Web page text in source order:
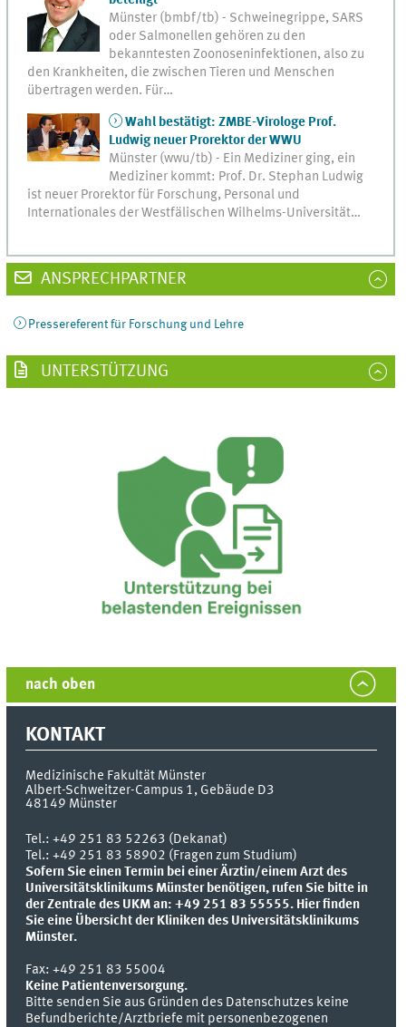
Münster (bmbf/tb) - Schweinegrippe, SARS
oder Salmonellen gehören zu den
bekanntesten Zoonoseninfektionen, also zu
den Krankheiten, die zwischen Tieren und Menschen
übertragen werden. Für…
Wahl bestätigt: ZMBE-Virologe Prof.
Ludwig neuer Prorektor der WWU
Münster (wwu/tb) - Ein Mediziner ging, ein
Mediziner kommt: Prof. Dr. Stephan Ludwig
ist neuer Prorektor für Forschung, Personal und
Internationales der Westfälischen Wilhelms-Universität…
ANSPRECHPARTNER
Pressereferent für Forschung und Lehre
UNTERSTÜTZUNG
nach oben
KONTAKT
Medizinische Fakultät Münster
Albert-Schweitzer-Campus 1, Gebäude D3
48149 Münster
Tel.:+49 251 83 52263 (Dekanat)
Tel.: +49 251 83 58902 (Fragen zum Studium)
Sofern Sie einen Termin bei einer Ärztin/einem Arzt des
Universitätsklinikums Münster benötigen, rufen Sie bitte in
der Zentrale des UKM an: +49 251 83 55555. Hier finden
Sie eine Übersicht der Kliniken des Universitätsklinikums
Münster.
Fax:+49 251 83 55004
Keine Patientenversorgung.
Bitte senden Sie aus Gründen des Datenschutzes keine
Befundberichte/Arztbriefe mit personenbezogenen